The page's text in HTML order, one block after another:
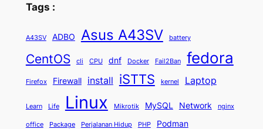
Tags :
A43SV ADBO Asus A43SV battery
CentOS cli CPU dnf Docker Fail2Ban fedora
Firefox Firewall install iSTTS kernel Laptop
Learn Life Linux Mikrotik MySQL Network nginx
office Package Perjalanan Hidup PHP Podman